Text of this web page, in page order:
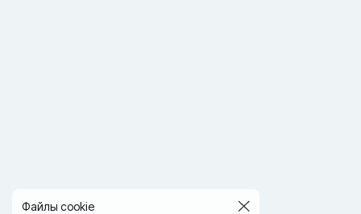
Файлы cookie